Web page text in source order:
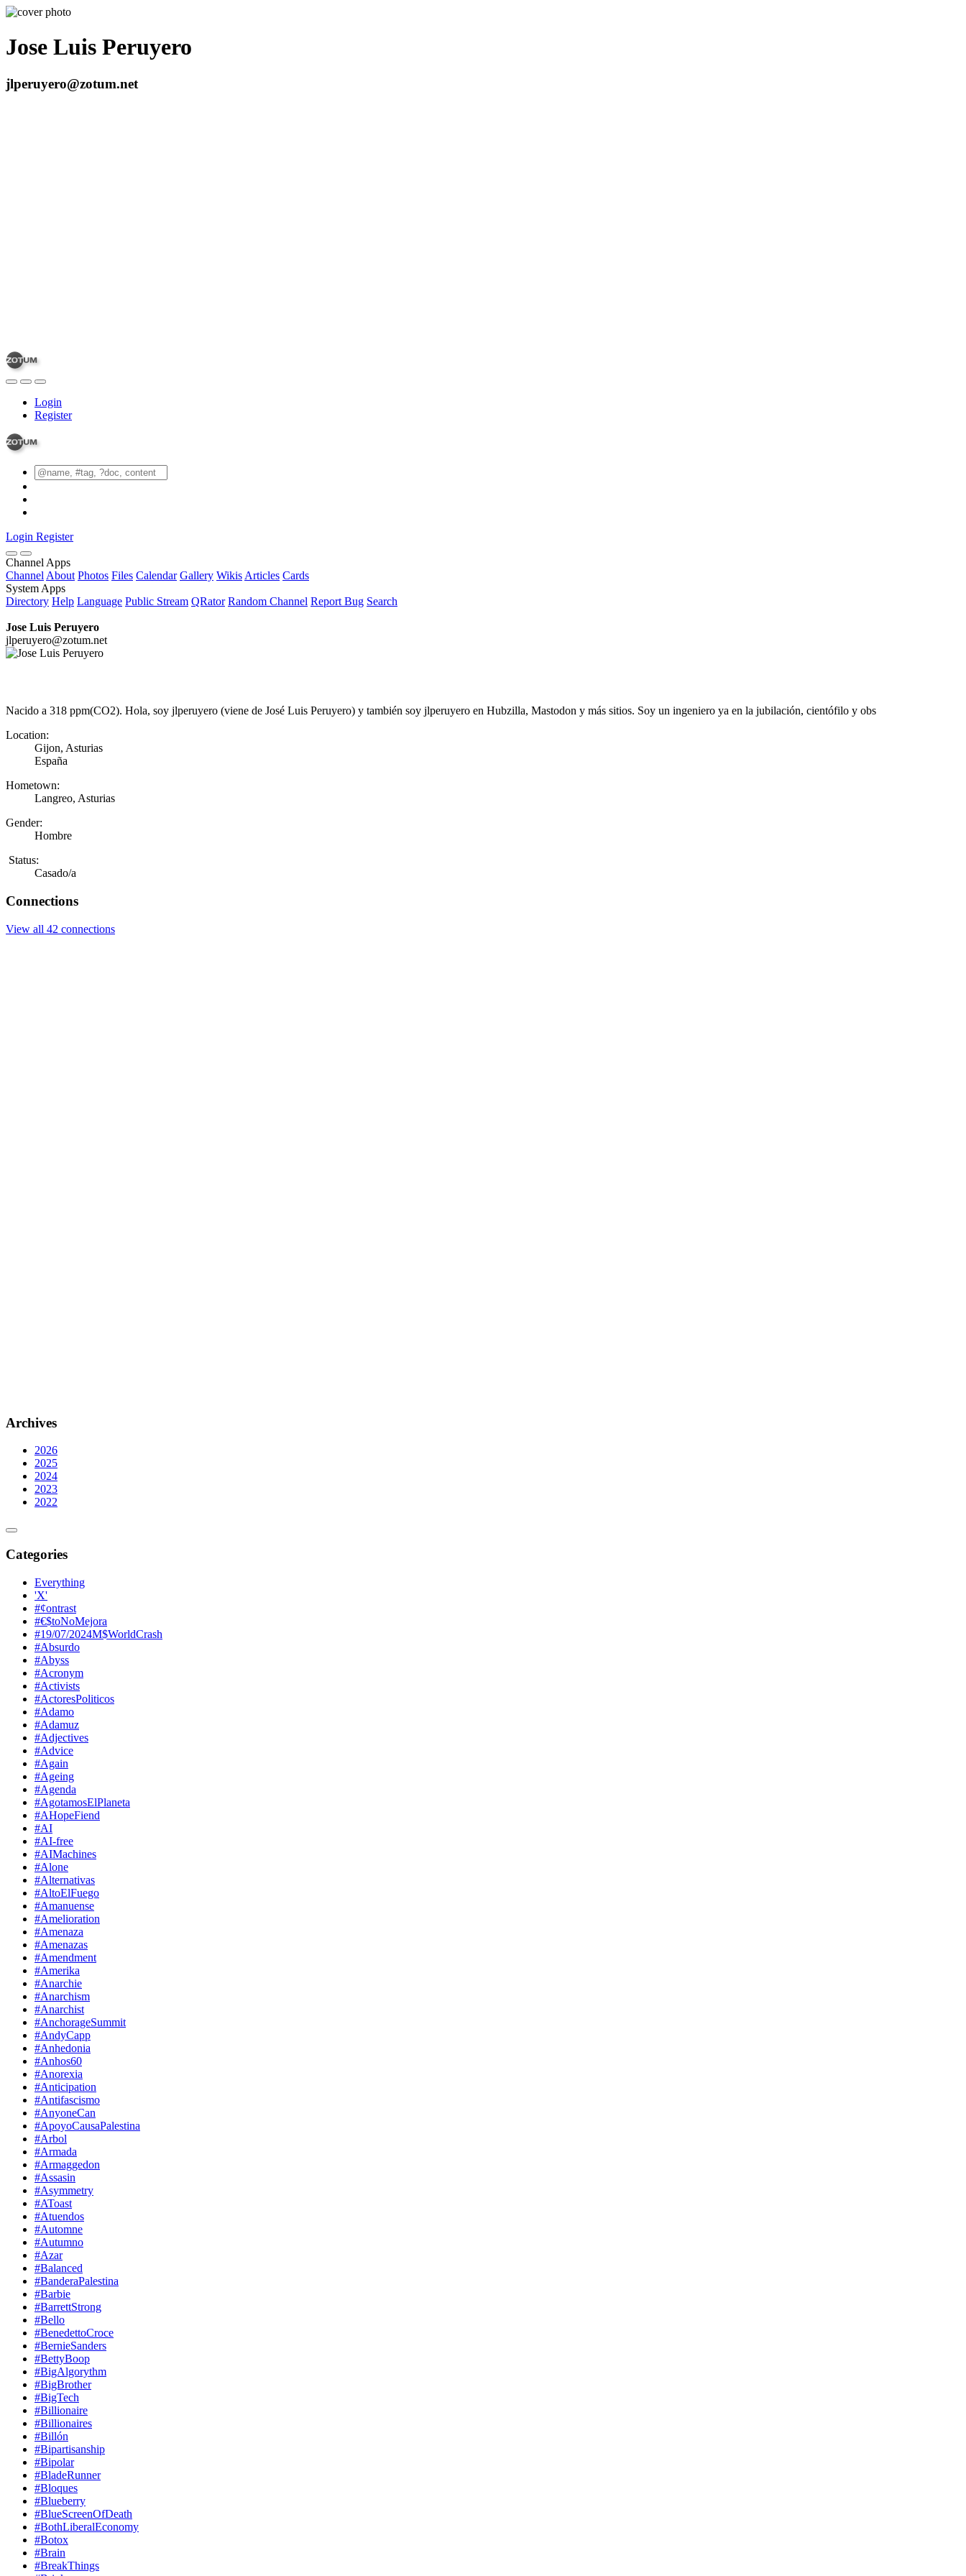
Jose Luis Peruyero
jlperuyero@zotum.net
Login
Register
Login Register
Channel Apps
Channel About Photos Files Calendar Gallery Wikis Articles Cards
System Apps
Directory Help Language Public Stream QRator Random Channel Report Bug Search
Jose Luis Peruyero
jlperuyero@zotum.net
Nacido a 318 ppm(CO2). Hola, soy jlperuyero (viene de José Luis Peruyero) y también soy jlperuyero en Hubzilla, Mastodon y más sitios. Soy un ingeniero ya en la jubilación, cientófilo y obs
Location:
Gijon, Asturias
España
Hometown:
Langreo, Asturias
Gender:
Hombre
Status:
Casado/a
Connections
View all 42 connections
Archives
2026
2025
2024
2023
2022
Categories
Everything
'X'
#¢ontrast
#€$toNoMejora
#19/07/2024M$WorldCrash
#Absurdo
#Abyss
#Acronym
#Activists
#ActoresPoliticos
#Adamo
#Adamuz
#Adjectives
#Advice
#Again
#Ageing
#Agenda
#AgotamosElPlaneta
#AHopeFiend
#AI
#AI-free
#AIMachines
#Alone
#Alternativas
#AltoElFuego
#Amanuense
#Amelioration
#Amenaza
#Amenazas
#Amendment
#Amerika
#Anarchie
#Anarchism
#Anarchist
#AnchorageSummit
#AndyCapp
#Anhedonia
#Anhos60
#Anorexia
#Anticipation
#Antifascismo
#AnyoneCan
#ApoyoCausaPalestina
#Arbol
#Armada
#Armaggedon
#Assasin
#Asymmetry
#AToast
#Atuendos
#Automne
#Autumno
#Azar
#Balanced
#BanderaPalestina
#Barbie
#BarrettStrong
#Bello
#BenedettoCroce
#BernieSanders
#BettyBoop
#BigAlgorythm
#BigBrother
#BigTech
#Billionaire
#Billionaires
#Billón
#Bipartisanship
#Bipolar
#BladeRunner
#Bloques
#Blueberry
#BlueScreenOfDeath
#BothLiberalEconomy
#Botox
#Brain
#BreakThings